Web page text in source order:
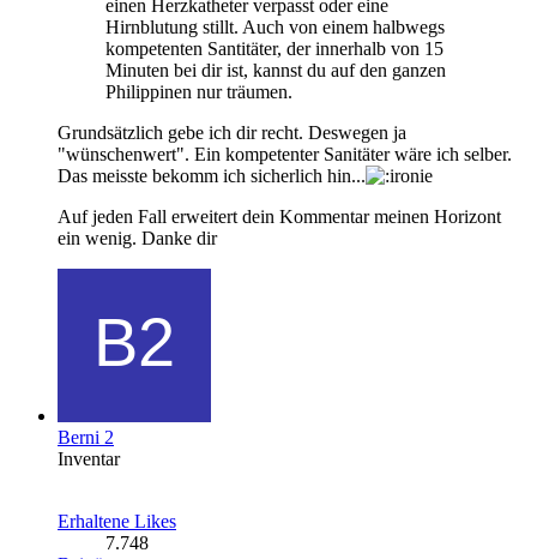
einen Herzkatheter verpasst oder eine
Hirnblutung stillt. Auch von einem halbwegs
kompetenten Santitäter, der innerhalb von 15
Minuten bei dir ist, kannst du auf den ganzen
Philippinen nur träumen.
Grundsätzlich gebe ich dir recht. Deswegen ja
"wünschenwert". Ein kompetenter Sanitäter wäre ich selber.
Das meisste bekomm ich sicherlich hin...
Auf jeden Fall erweitert dein Kommentar meinen Horizont
ein wenig. Danke dir
Berni 2
Inventar
Erhaltene Likes
7.748